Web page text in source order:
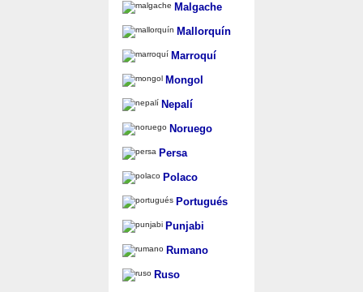
Malgache
Mallorquín
Marroquí
Mongol
Nepalí
Noruego
Persa
Polaco
Portugués
Punjabi
Rumano
Ruso